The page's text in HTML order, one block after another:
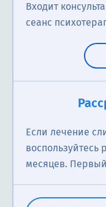
Входит
сеанс
Если лечение
воспользуйтесь
месяцев.